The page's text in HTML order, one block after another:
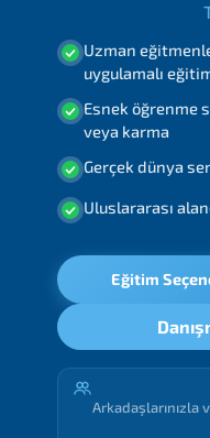
Uzman
uygulamalı
Esnek öğrenme
veya karma
Gerçek dünya
Uluslararası
Eğitim
Arkadaşlarınızla